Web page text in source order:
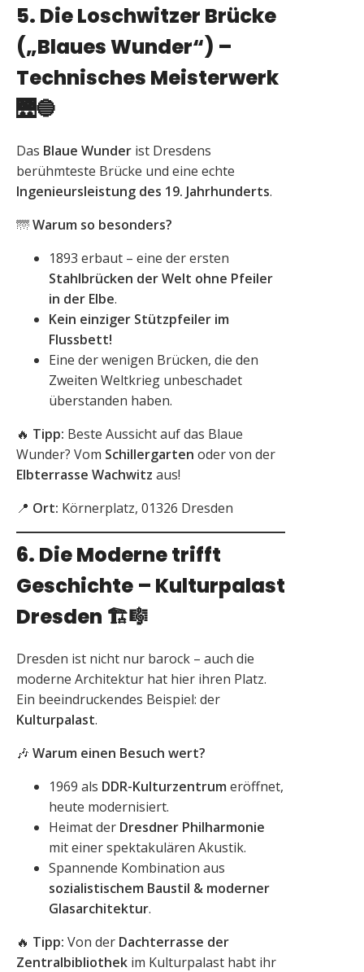
5. Die Loschwitzer Brücke
(„Blaues Wunder“) –
Technisches Meisterwerk
🌉🔵
Das Blaue Wunder ist Dresdens
berühmteste Brücke und eine echte
Ingenieursleistung des 19. Jahrhunderts.
🌁Warum so besonders?
1893 erbaut – eine der ersten
Stahlbrücken der Welt ohne Pfeiler
in der Elbe.
Kein einziger Stützpfeiler im
Flussbett!
Eine der wenigen Brücken, die den
Zweiten Weltkrieg unbeschadet
überstanden haben.
🔥 Tipp: Beste Aussicht auf das Blaue
Wunder? Vom Schillergarten oder von der
Elbterrasse Wachwitz aus!
📍 Ort: Körnerplatz, 01326 Dresden
6. Die Moderne trifft
Geschichte – Kulturpalast
Dresden 🏗️🎼
Dresden ist nicht nur barock – auch die
moderne Architektur hat hier ihren Platz.
Ein beeindruckendes Beispiel: der
Kulturpalast.
🎶 Warum einen Besuch wert?
1969 als DDR-Kulturzentrum eröffnet,
heute modernisiert.
Heimat der Dresdner Philharmonie
mit einer spektakulären Akustik.
Spannende Kombination aus
sozialistischem Baustil & moderner
Glasarchitektur.
🔥 Tipp: Von der Dachterrasse der
Zentralbibliothek im Kulturpalast habt ihr